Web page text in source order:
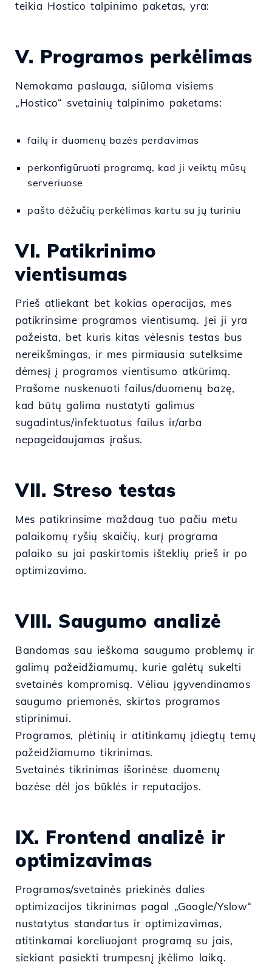
teikia Hostico talpinimo paketas, yra:
V. Programos perkėlimas
Nemokama paslauga, siūloma visiems
„Hostico“ svetainių talpinimo paketams:
failų ir duomenų bazės perdavimas
perkonfigūruoti programą, kad ji veiktų mūsų
serveriuose
pašto dėžučių perkėlimas kartu su jų turiniu
VI. Patikrinimo
vientisumas
Prieš atliekant bet kokias operacijas, mes
patikrinsime programos vientisumą. Jei ji yra
pažeista, bet kuris kitas vėlesnis testas bus
nereikšmingas, ir mes pirmiausia sutelksime
dėmesį į programos vientisumo atkūrimą.
Prašome nuskenuoti failus/duomenų bazę,
kad būtų galima nustatyti galimus
sugadintus/infektuotus failus ir/arba
nepageidaujamas įrašus.
VII. Streso testas
Mes patikrinsime maždaug tuo pačiu metu
palaikomų ryšių skaičių, kurį programa
palaiko su jai paskirtomis išteklių prieš ir po
optimizavimo.
VIII. Saugumo analizė
Bandomas sau ieškoma saugumo problemų ir
galimų pažeidžiamumų, kurie galėtų sukelti
svetainės kompromisą. Vėliau įgyvendinamos
saugumo priemonės, skirtos programos
stiprinimui.
Programos, plėtinių ir atitinkamų įdiegtų temų
pažeidžiamumo tikrinimas.
Svetainės tikrinimas išorinėse duomenų
bazėse dėl jos būklės ir reputacijos.
IX. Frontend analizė ir
optimizavimas
Programos/svetainės priekinės dalies
optimizacijos tikrinimas pagal „Google/Yslow“
nustatytus standartus ir optimizavimas,
atitinkamai koreliuojant programą su jais,
siekiant pasiekti trumpesnį įkėlimo laiką.